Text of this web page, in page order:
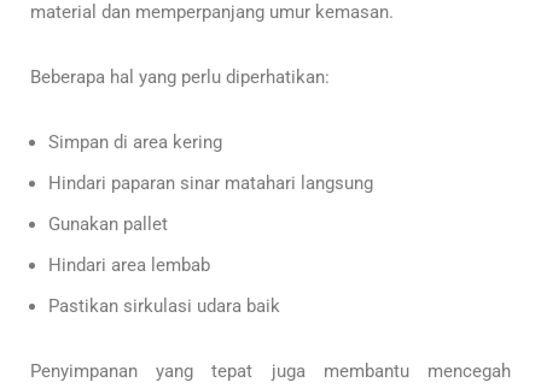
material dan memperpanjang umur kemasan.
Beberapa hal yang perlu diperhatikan:
Simpan di area kering
Hindari paparan sinar matahari langsung
Gunakan pallet
Hindari area lembab
Pastikan sirkulasi udara baik
Penyimpanan yang tepat juga membantu mencegah